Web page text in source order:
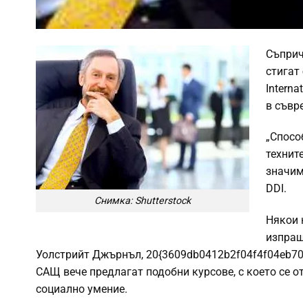
Снимка: Shutterstock
в
DDI.
Някои
Уолстрийт Джърнъл,
САЩ вече предлагат подобни курсове, с което се
социално умение.